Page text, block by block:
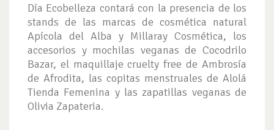
Día Ecobelleza contará con la presencia de los
stands de las marcas de cosmética natural
Apícola del Alba y Millaray Cosmética, los
accesorios y mochilas veganas de Cocodrilo
Bazar, el maquillaje cruelty free de Ambrosía
de Afrodita, las copitas menstruales de Alolá
Tienda Femenina y las zapatillas veganas de
Olivia Zapateria.